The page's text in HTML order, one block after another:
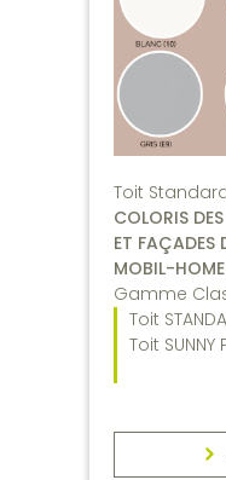
Toit
COLORIS
ET FAÇADES
MOBIL-HOME
Gamme
Toit
Toit SUNNY